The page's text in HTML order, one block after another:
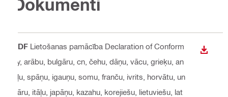
Dokumenti
PDF Lietošanas pamācība Declaration of Conform
ity, arābu, bulgāru, cn, čehu, dāņu, vācu, grieķu, an
gļu, spāņu, igauņu, somu, franču, ivrits, horvātu, un
gāru, itāļu, japāņu, kazahu, korejiešu, lietuviešu, lat